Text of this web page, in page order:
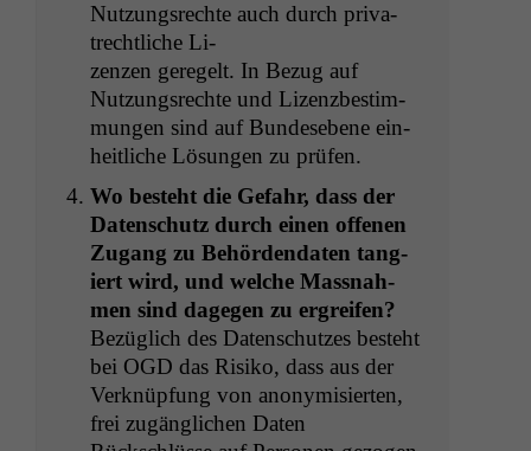
Nutzungsrechte auch durch pri­va­
trechtliche Li-
zen­zen geregelt. In Bezug auf
Nutzungsrechte und Lizenzbes­tim­
mungen sind auf Bun­de­sebene ein­
heitliche Lösun­gen zu prüfen.
Wo beste­ht die Gefahr, dass der
Daten­schutz durch einen offe­nen
Zugang zu Behör­den­dat­en tang­
iert wird, und welche Mass­nah­
men sind dage­gen zu ergreifen?
Bezüglich des Daten­schutzes beste­ht
bei OGD das Risiko, dass aus der
Verknüp­fung von anonymisierten,
frei zugänglichen Dat­en